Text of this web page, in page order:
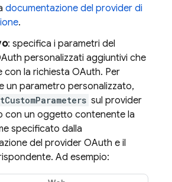
documentazione del provider di
.
: specifica i parametri del
personalizzati aggiuntivi che
con la richiesta OAuth. Per
un parametro personalizzato,
sul provider
con un oggetto contenente la
specificato dalla
del provider OAuth e il
Ad esempio: